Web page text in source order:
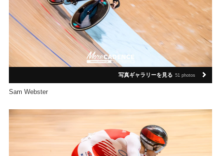
写真ギャラリーを見る 51 photos
Sam Webster